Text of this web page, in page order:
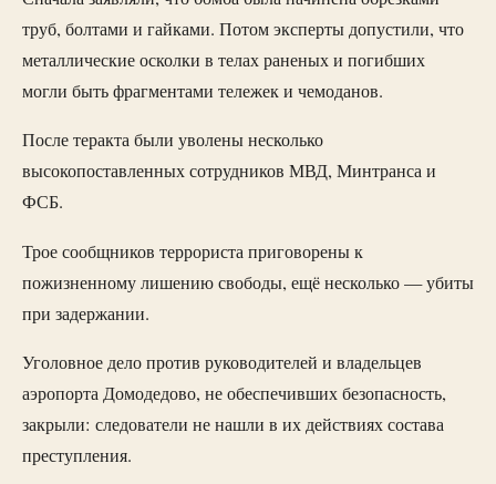
труб, болтами и гайками. Потом эксперты допустили, что
металлические осколки в телах раненых и погибших
могли быть фрагментами тележек и чемоданов.
После теракта были уволены несколько
высокопоставленных сотрудников МВД, Минтранса и
ФСБ.
Трое сообщников террориста приговорены к
пожизненному лишению свободы, ещё несколько — убиты
при задержании.
Уголовное дело против руководителей и владельцев
аэропорта Домодедово, не обеспечивших безопасность,
закрыли: следователи не нашли в их действиях состава
преступления.